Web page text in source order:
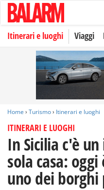
Itinerari e luoghi Viaggi
Home › Turismo› Itinerari e luoghi
ITINERARI E LUOGHI
In Sicilia c'è
sola casa:
uno dei